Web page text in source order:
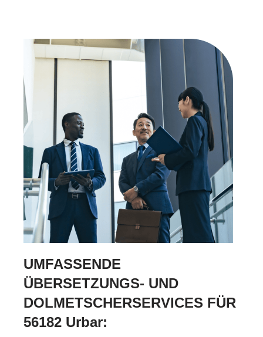
UMFASSENDE
ÜBERSETZUNGS- UND
DOLMETSCHERSERVICES FÜR
56182 Urbar: